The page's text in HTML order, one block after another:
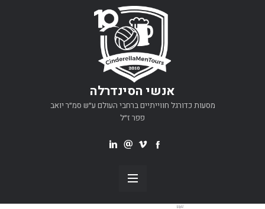
אנשי הסינדרלה
מסעות כדורגל חווייתיים ברחבי העולם ע״ש סמ״ר יואב
פפר ז״ל